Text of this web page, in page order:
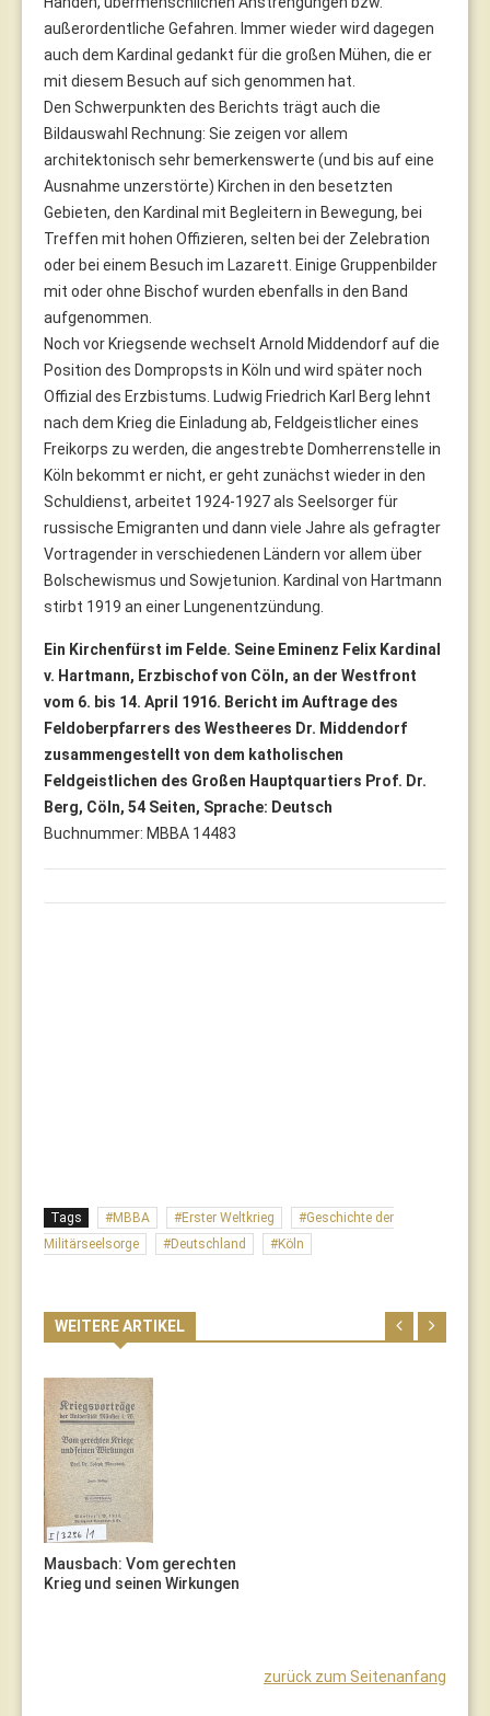
außerordentliche Gefahren. Immer wieder wird dagegen
auch dem Kardinal gedankt für die großen Mühen, die er
mit diesem Besuch auf sich genommen hat.
Den Schwerpunkten des Berichts trägt auch die
Bildauswahl Rechnung: Sie zeigen vor allem
architektonisch sehr bemerkenswerte (und bis auf eine
Ausnahme unzerstörte) Kirchen in den besetzten
Gebieten, den Kardinal mit Begleitern in Bewegung, bei
Treffen mit hohen Offizieren, selten bei der Zelebration
oder bei einem Besuch im Lazarett. Einige Gruppenbilder
mit oder ohne Bischof wurden ebenfalls in den Band
aufgenommen.
Noch vor Kriegsende wechselt Arnold Middendorf auf die
Position des Dompropsts in Köln und wird später noch
Offizial des Erzbistums. Ludwig Friedrich Karl Berg lehnt
nach dem Krieg die Einladung ab, Feldgeistlicher eines
Freikorps zu werden, die angestrebte Domherrenstelle in
Köln bekommt er nicht, er geht zunächst wieder in den
Schuldienst, arbeitet 1924-1927 als Seelsorger für
russische Emigranten und dann viele Jahre als gefragter
Vortragender in verschiedenen Ländern vor allem über
Bolschewismus und Sowjetunion. Kardinal von Hartmann
stirbt 1919 an einer Lungenentzündung.
Ein Kirchenfürst im Felde. Seine Eminenz Felix Kardinal
v. Hartmann, Erzbischof von Cöln, an der Westfront
vom 6. bis 14. April 1916. Bericht im Auftrage des
Feldoberpfarrers des Westheeres Dr. Middendorf
zusammengestellt von dem katholischen
Feldgeistlichen des Großen Hauptquartiers Prof. Dr.
Berg, Cöln, 54 Seiten, Sprache: Deutsch
Buchnummer: MBBA 14483
Tags MBBA Erster Weltkrieg
Geschichte der
Militärseelsorge
Deutschland Köln
WEITERE ARTIKEL
Mausbach: Vom gerechten
Krieg und seinen Wirkungen
zurück zum Seitenanfang